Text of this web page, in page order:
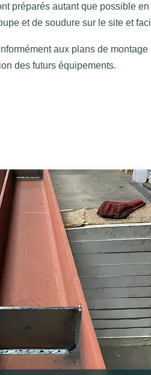
préparés autant que possible
et de soudure sur le site et
aux plans de
des futurs équipements.